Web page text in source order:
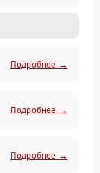
с мотором/
Подробнее →
Подробнее →
Подробнее →